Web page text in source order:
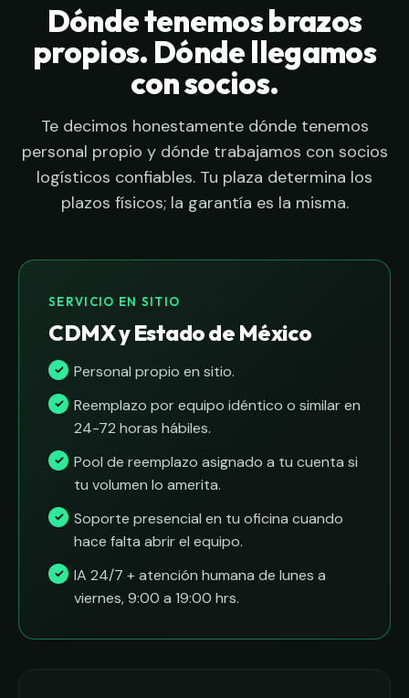
Dónde tenemos brazos
propios. Dónde llegamos
con socios.
Te decimos honestamente dónde tenemos
personal propio y dónde trabajamos con socios
logísticos confiables. Tu plaza determina los
plazos físicos; la garantía es la misma.
SERVICIO EN SITIO
CDMX y Estado de México
Personal propio en sitio.
Reemplazo por equipo idéntico o similar en
24-72 horas hábiles.
Pool de reemplazo asignado a tu cuenta si
tu volumen lo amerita.
Soporte presencial en tu oficina cuando
hace falta abrir el equipo.
IA 24/7 + atención humana de lunes a
viernes, 9:00 a 19:00 hrs.